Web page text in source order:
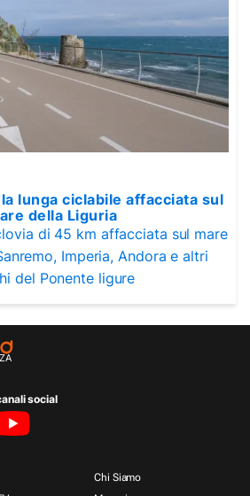
lunga ciclabile affacciata sul
della Liguria
di 45 km affacciata sul mare
Imperia, Andora e altri
del Ponente ligure
social
Chi Siamo